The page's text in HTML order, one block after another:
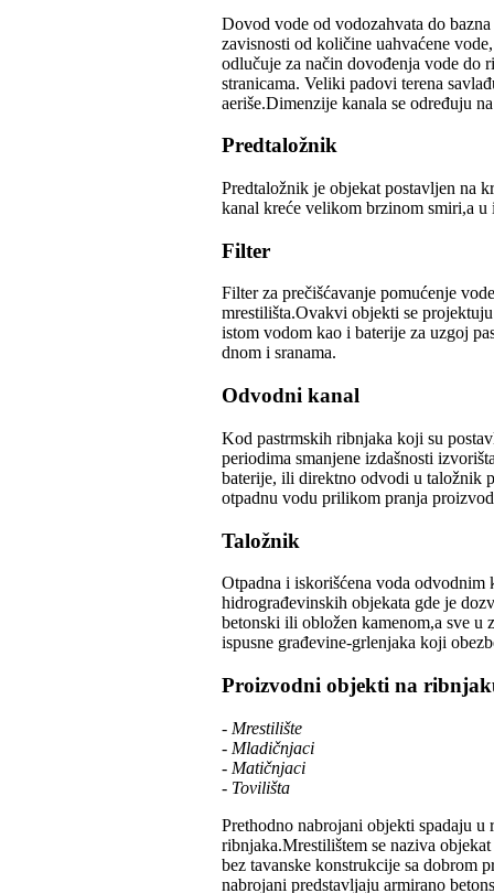
Dovod vode od vodozahvata do
zavisnosti od količine uahvaćene
odlučuje za način dovođenja vode do
stranicama. Veliki padovi terena
aeriše.Dimenzije kanala se određuju
Predtaložnik
Predtaložnik je objekat postavljen na
kanal kreće velikom brzinom smiri,a u
Filter
Filter za prečišćavanje pomućenje
mrestilišta.Ovakvi objekti se
istom vodom kao i baterije za uzgoj
dnom i sranama.
Odvodni kanal
Kod pastrmskih ribnjaka koji su
periodima smanjene izdašnosti
baterije, ili direktno odvodi u taložnik
otpadnu vodu prilikom pranja
Taložnik
Otpadna i iskorišćena voda odvodnim
hidrograđevinskih objekata gde je
betonski ili obložen kamenom,a sve u
ispusne građevine-grlenjaka koji
Proizvodni objekti na
- Mrestilište
- Mladičnjaci
- Matičnjaci
- Tovilišta
Prethodno nabrojani objekti spadaju
ribnjaka.Mrestilištem se naziva
bez tavanske konstrukcije sa dobrom
nabrojani predstavljaju armirano